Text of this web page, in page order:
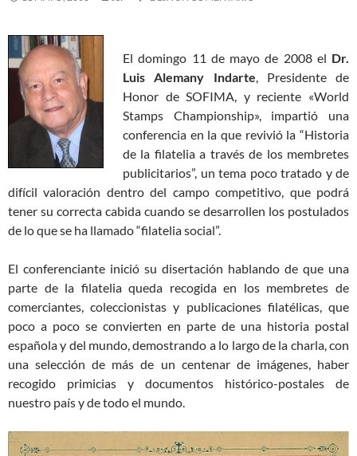
El domingo 11 de mayo de 2008 el Dr.
Luis Alemany Indarte, Presidente de
Honor de SOFIMA, y reciente «World
Stamps Championship», impartió una
conferencia en la que revivió la “Historia
de la filatelia a través de los membretes
publicitarios”, un tema poco tratado y de
difícil valoración dentro del campo competitivo, que podrá
tener su correcta cabida cuando se desarrollen los postulados
de lo que se ha llamado “filatelia social”.
El conferenciante inició su disertación hablando de que una
parte de la filatelia queda recogida en los membretes de
comerciantes, coleccionistas y publicaciones filatélicas, que
poco a poco se convierten en parte de una historia postal
española y del mundo, demostrando a lo largo de la charla, con
una selección de más de un centenar de imágenes, haber
recogido primicias y documentos histórico-postales de
nuestro país y de todo el mundo.